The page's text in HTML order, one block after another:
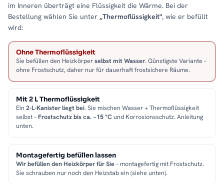
im Inneren überträgt eine Flüssigkeit die Wärme. Bei der
Bestellung wählen Sie unter „Thermoflüssigkeit", wie er befüllt
wird:
Ohne Thermoflüssigkeit
Sie befüllen den Heizkörperselbst mit Wasser. Günstigste Variante –
ohne Frostschutz, daher nur für dauerhaft frostsichere Räume.
Mit 2 L Thermoflüssigkeit
Ein 2-L-Kanister liegt bei. Sie mischen Wasser + Thermoflüssigkeit
selbst –Frostschutz bis ca. −15 °Cund Korrosionsschutz. Anleitung
unten.
Montagefertig befüllen lassen
Wir befüllen den Heizkörper für Sie– montagefertig mit Frostschutz.
Sie schrauben nur noch den Heizstab ein (siehe unten).